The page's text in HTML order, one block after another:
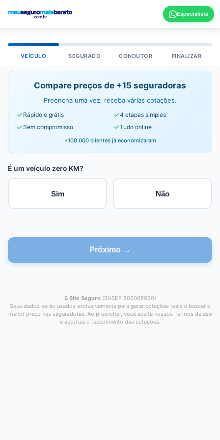
VEÍCULO SEGURADO CONDUTOR FINALIZAR
Compare preços de +15 seguradoras
Preencha uma vez, receba várias cotações.
Rápido e grátis
4 etapas simples
Sem compromisso
Tudo online
+100.000 clientes já economizaram
É um veículo zero KM?
Sim Não
Próximo →
🔒 Site Seguro (SUSEP 202068020)
Seus dados serão usados exclusivamente para gerar cotações reais e buscar o
menor preço nas seguradoras. Ao preencher, você aceita nossos Termos de uso
e autoriza o recebimento das cotações.